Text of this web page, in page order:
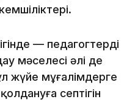
— педагогтерді
мәселесі әлі де
жүйе мұғалімдерге
септігін